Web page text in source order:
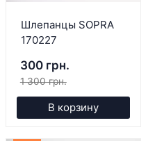
Шлепанцы SOPRA
170227
300 грн.
1 300 грн.
В корзину